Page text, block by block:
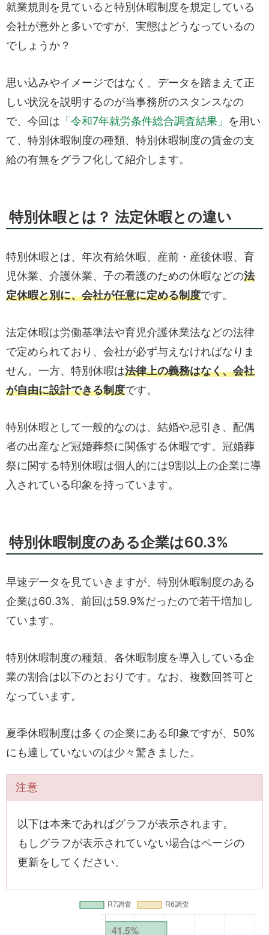
就業規則を見ていると特別休暇制度を規定している
会社が意外と多いですが、実態はどうなっているの
でしょうか？
思い込みやイメージではなく、データを踏まえて正
しい状況を説明するのが当事務所のスタンスなの
で、今回は 「令和7年就労条件総合調査結果」 を用い
て、特別休暇制度の種類、特別休暇制度の賃金の支
給の有無をグラフ化して紹介します。
特別休暇とは？ 法定休暇との違い
特別休暇とは、年次有給休暇、産前・産後休暇、育
児休業、介護休業、子の看護のための休暇などの法
定休暇と別に、会社が任意に定める制度です。
法定休暇は労働基準法や育児介護休業法などの法律
で定められており、会社が必ず与えなければなりま
せん。一方、特別休暇は法律上の義務はなく、会社
が自由に設計できる制度です。
特別休暇として一般的なのは、結婚や忌引き、配偶
者の出産など冠婚葬祭に関係する休暇です。冠婚葬
祭に関する特別休暇は個人的には9割以上の企業に導
入されている印象を持っています。
特別休暇制度のある企業は60.3%
早速データを見ていきますが、特別休暇制度のある
企業は60.3%、前回は59.9%だったので若干増加し
ています。
特別休暇制度の種類、各休暇制度を導入している企
業の割合は以下のとおりです。なお、複数回答可と
なっています。
夏季休暇制度は多くの企業にある印象ですが、50%
にも達していないのは少々驚きました。
注意
以下は本来であればグラフが表示されます。
もしグラフが表示されていない場合はページの
更新をしてください。